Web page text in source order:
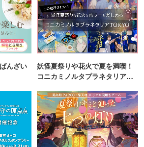
んざい
妖怪夏祭りや花火で夏を満喫！
コニカミノルタプラネタリア